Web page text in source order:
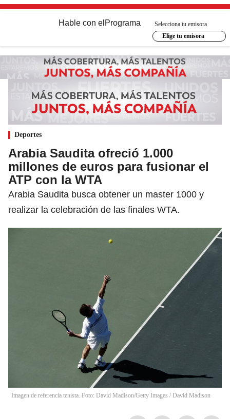
Hable con el Programa
Selecciona tu emisora
Elige tu emisora
Deportes
Arabia Saudita ofreció 1.000
millones de euros para fusionar el
ATP con la WTA
Arabia Saudita busca obtener un master 1000 y
realizar la celebración de las finales WTA.
Imagen de referencia tenista. Foto: David Madison/Getty Images / David Madison